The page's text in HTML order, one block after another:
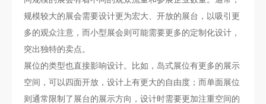
规模较大的展会需要设计更为宏大、开放的展台，以吸引更
多的观众注意，而小型展会则可能需要更多的定制化设计，
突出独特的卖点。
展位的类型也直接影响设计。比如，岛式展位有更多的展示
空间，可以四面开放，设计上有更大的自由度；而单面展位
则通常限制了展台的展示方向，设计时需要更加注重空间的